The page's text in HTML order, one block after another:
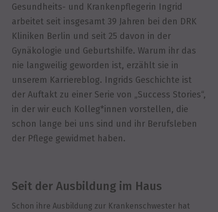
Gesundheits- und Krankenpflegerin Ingrid
arbeitet seit insgesamt 39 Jahren bei den DRK
Kliniken Berlin und seit 25 davon in der
Gynäkologie und Geburtshilfe. Warum ihr das
nie langweilig geworden ist, erzählt sie in
unserem Karriereblog. Ingrids Geschichte ist
der Auftakt zu einer Serie von „Success Stories“,
in der wir euch Kolleg*innen vorstellen, die
schon lange bei uns sind und ihr Berufsleben
der Pflege gewidmet haben.
Seit der Ausbildung im Haus
Schon ihre Ausbildung zur Krankenschwester hat